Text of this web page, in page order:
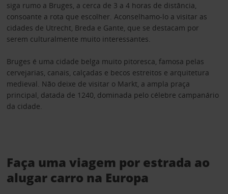
siga rumo a Bruges, a cerca de 3 a 4 horas de distância,
consoante a rota que escolher. Aconselhamo-lo a visitar as
cidades de Utrecht, Breda e Gante, que se destacam por
serem culturalmente muito interessantes.
Bruges é uma cidade belga muito pitoresca, famosa pelas
cervejarias, canais, calçadas e becos estreitos e arquitetura
medieval. Não deixe de visitar o Markt, a ampla praça
principal, datada de 1240, dominada pelo célebre campanário
da cidade.
Faça uma viagem por estrada ao
alugar carro na Europa